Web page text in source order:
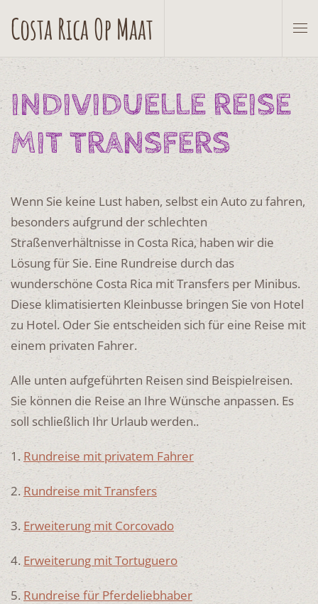
Zum Hauptinhalt springen
Costa Rica Op Maat
INDIVIDUELLE REISE
MIT TRANSFERS
Wenn Sie keine Lust haben, selbst ein Auto zu fahren,
besonders aufgrund der schlechten
Straßenverhältnisse in Costa Rica, haben wir die
Lösung für Sie. Eine Rundreise durch das
wunderschöne Costa Rica mit Transfers per Minibus.
Diese klimatisierten Kleinbusse bringen Sie von Hotel
zu Hotel. Oder Sie entscheiden sich für eine Reise mit
einem privaten Fahrer.
Alle unten aufgeführten Reisen sind Beispielreisen.
Sie können die Reise an Ihre Wünsche anpassen. Es
soll schließlich Ihr Urlaub werden..
1. Rundreise mit privatem Fahrer
2. Rundreise mit Transfers
3. Erweiterung mit Corcovado
4. Erweiterung mit Tortuguero
5. Rundreise für Pferdeliebhaber